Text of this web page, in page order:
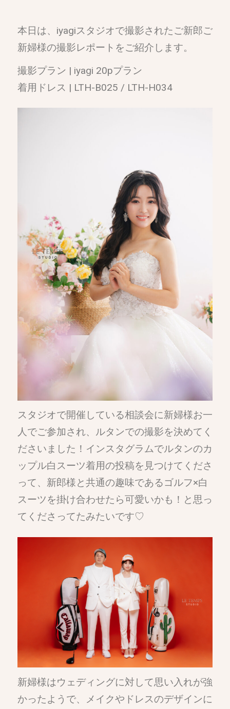
本日は、iyagiスタジオで撮影されたご新郎ご
新婦様の撮影レポートをご紹介します。
撮影プラン | iyagi 20pプラン
着用ドレス | LTH-B025 / LTH-H034
スタジオで開催している相談会に新婦様お一
人でご参加され、ルタンでの撮影を決めてく
ださいました！インスタグラムでルタンのカ
ップル白スーツ着用の投稿を見つけてくださ
って、新郎様と共通の趣味であるゴルフ×白
スーツを掛け合わせたら可愛いかも！と思っ
てくださってたみたいです♡
新婦様はウェディングに対して思い入れが強
かったようで、メイクやドレスのデザインに